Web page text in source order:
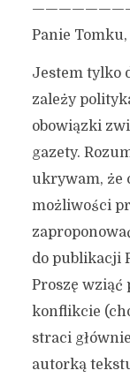
Panie Tomku,
Jestem tylko
zależy
obowiązki
gazety.
ukrywam, że
możliwości
do publikacji
Proszę wziąć
konflikcie
straci
autorką